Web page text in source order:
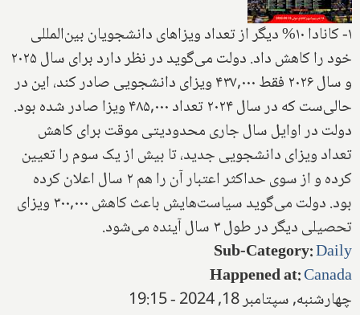
۱- کانادا ۱۰% دیگر از تعداد ویزاهای دانشجویان بین‌المللی
خود را کاهش داد. دولت می‌گوید در نظر دارد برای سال ۲۰۲۵
و سال ۲۰۲۶ فقط ۴۳۷,۰۰۰ ویزای دانشجویی صادر کند، این در
حالی‌ست که در سال ۲۰۲۴ تعداد ۴۸۵,۰۰۰ ویزا صادر شده بود.
دولت در اوایل سال جاری محدودیتی موقت برای کاهش
تعداد ویزای دانشجویی جدید، تا بیش از یک سوم را تعیین
کرده و از سوی حداکثر اعتبار آن را هم ۲ سال اعلان کرده
بود. دولت می‌گوید سیاست‌هایش باعث کاهش ۳۰۰,۰۰۰ ویزای
تحصیلی دیگر در طول ۳ سال آینده می‌شود.
Sub-Category:Daily
Happened at:Canada
چهارشنبه, سپتامبر 18, 2024 - 19:15